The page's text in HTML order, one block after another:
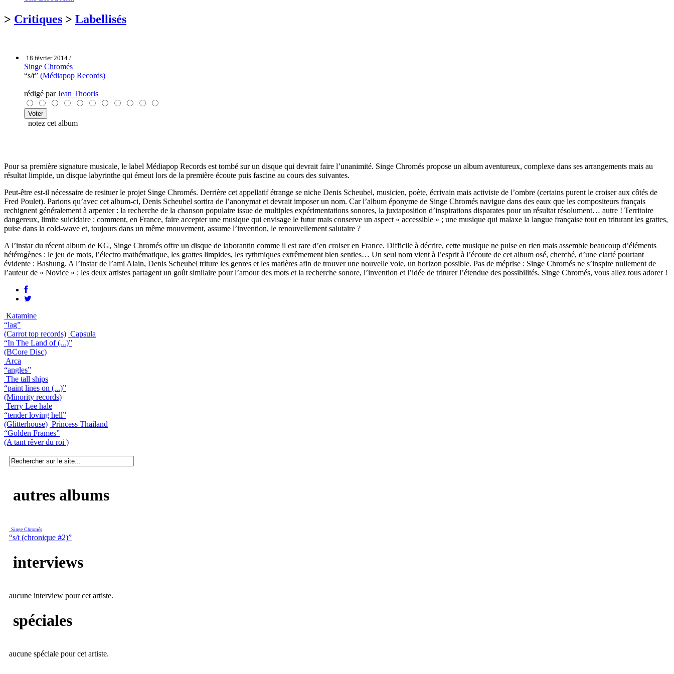
> Critiques > Labellisés
18 février 2014 /
Singe Chromés
“s/t” (Médiapop Records)
rédigé parJean Thooris
notez cet album
Pour sa première signature musicale, le label Médiapop Records est tombé sur un disque qui devrait faire l’unanimité. Singe Chromés propose un album aventureux, complexe dans ses arrangements mais au
résultat limpide, un disque labyrinthe qui émeut lors de la première écoute puis fascine au cours des suivantes.
Peut-être est-il nécessaire de resituer le projet Singe Chromés. Derrière cet appellatif étrange se niche Denis Scheubel, musicien, poète, écrivain mais activiste de l’ombre (certains purent le croiser aux côtés de
Fred Poulet). Parions qu’avec cet album-ci, Denis Scheubel sortira de l’anonymat et devrait imposer un nom. Car l’album éponyme de Singe Chromés navigue dans des eaux que les compositeurs français
rechignent généralement à arpenter : la recherche de la chanson populaire issue de multiples expérimentations sonores, la juxtaposition d’inspirations disparates pour un résultat résolument… autre ! Territoire
dangereux, limite suicidaire : comment, en France, faire accepter une musique qui envisage le futur mais conserve un aspect « accessible » ; une musique qui malaxe la langue française tout en triturant les grattes,
puise dans la cold-wave et, toujours dans un même mouvement, assume l’invention, le renouvellement salutaire ?
A l’instar du récent album de KG, Singe Chromés offre un disque de laborantin comme il est rare d’en croiser en France. Difficile à décrire, cette musique ne puise en rien mais assemble beaucoup d’éléments
hétérogènes : le jeu de mots, l’électro mathématique, les grattes limpides, les rythmiques extrêmement bien senties… Un seul nom vient à l’esprit à l’écoute de cet album osé, cherché, d’une clarté pourtant
évidente : Bashung. A l’instar de l’ami Alain, Denis Scheubel triture les genres et les matières afin de trouver une nouvelle voie, un horizon possible. Pas de méprise : Singe Chromés ne s’inspire nullement de
l’auteur de « Novice » ; les deux artistes partagent un goût similaire pour l’amour des mots et la recherche sonore, l’invention et l’idée de triturer l’étendue des possibilités. Singe Chromés, vous allez tous adorer !
Katamine
“lag”
(Carrot top records) Capsula
“In The Land of (...)”
(BCore Disc)
Arca
“angles”
The tall ships
“paint lines on (...)”
(Minority records)
Terry Lee hale
“tender loving hell”
(Glitterhouse) Princess Thailand
“Golden Frames”
(A tant rêver du roi )
autres albums
Singe Chromés
“s/t (chronique #2)”
interviews
aucune interview pour cet artiste.
spéciales
aucune spéciale pour cet artiste.